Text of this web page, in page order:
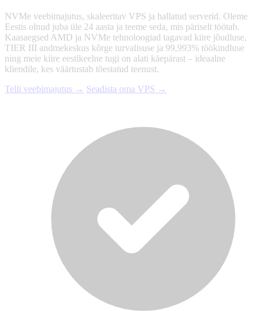
NVMe veebimajutus, skaleeritav VPS ja hallatud serverid. Oleme
Eestis olnud juba üle 24 aasta ja teeme seda, mis päriselt töötab.
Kaasaegsed AMD ja NVMe tehnoloogiad tagavad kiire jõudluse,
TIER III andmekeskus kõrge turvalisuse ja 99,993% töökindluse
ning meie kiire eestikeelne tugi on alati käepärast – ideaalne
kliendile, kes väärtustab tõestatud teenust.
Telli veebimajutus → Seadista oma VPS →